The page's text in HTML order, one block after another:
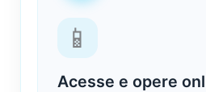
📱
Acesse e opere